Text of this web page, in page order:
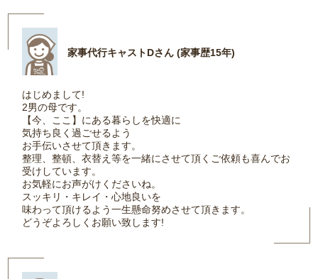
家事代行キャストDさん (家事歴15年)
はじめまして!
2男の母です。
【今、ここ】にある暮らしを快適に
気持ち良く過ごせるよう
お手伝いさせて頂きます。
整理、整頓、衣替え等を一緒にさせて頂くご依頼も喜んでお
受けしています。
お気軽にお声がけくださいね。
スッキリ・キレイ・心地良いを
味わって頂けるよう一生懸命努めさせて頂きます。
どうぞよろしくお願い致します!